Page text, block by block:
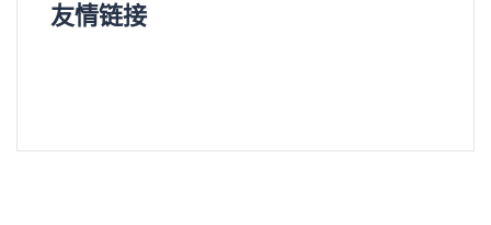
友情链接